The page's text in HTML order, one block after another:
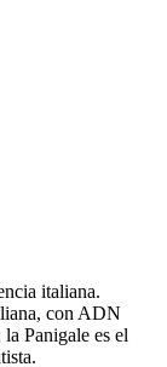
italiana.
con ADN
Panigale es el